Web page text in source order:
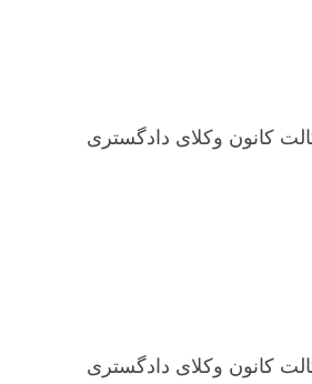
کانون وکلای دادگستری
کانون وکلای دادگستری